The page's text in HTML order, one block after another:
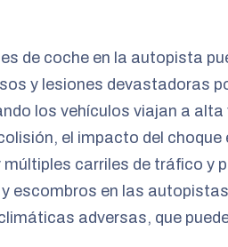
de coche en la autopista
y lesiones devastadoras
los vehículos viajan a alta
el impacto del choque
múltiples carriles de tráfico y
escombros en las
adversas, que